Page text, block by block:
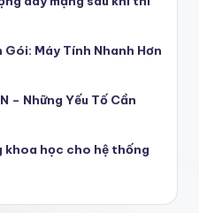
Gói: Máy Tính Nhanh Hơn
– Những Yếu Tố Cần
khoa học cho hệ thống